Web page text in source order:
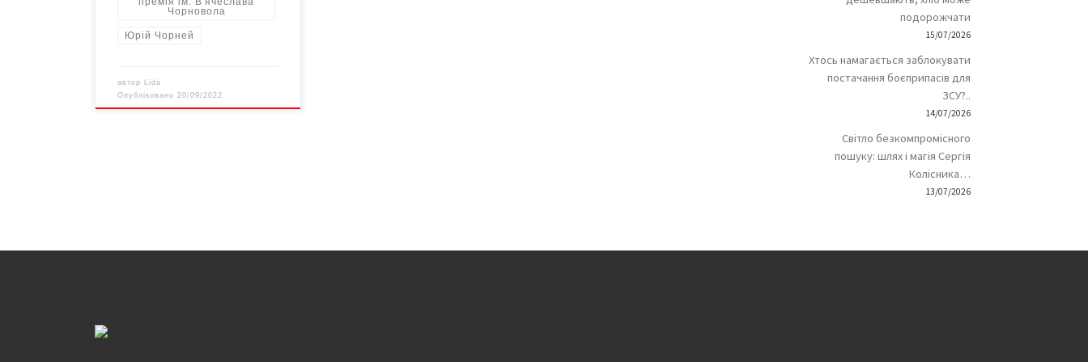
Чорновола
Юрій Чорней
автор
Lida
Опубліковано20/09/2022
подорожчати
15/07/2026
Хтось намагається заблокувати
постачання боєприпасів для
ЗСУ?..
14/07/2026
Світло безкомпромісного
пошуку: шлях і магія Сергія
Колісника…
13/07/2026